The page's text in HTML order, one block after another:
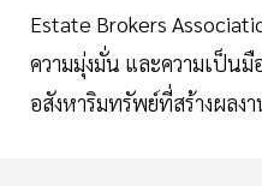
Estate Brokers
ความมุ่งมั่น และความเป็น
อสังหาริมทรัพย์ที่สร้างผล